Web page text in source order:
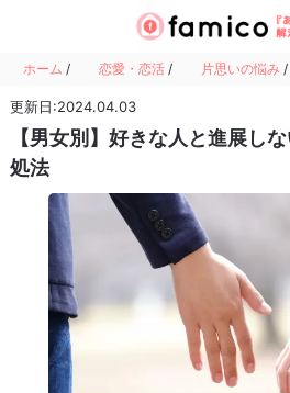
ホーム / 恋愛・恋活 / 片思いの悩み /
更新日:2024.04.03
【男女別】好きな人と進展し
処法